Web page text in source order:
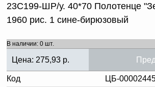
23С199-ШР/у. 40*70 Полотенце
1960 рис. 1 сине-бирюзовый
В наличии: 0 шт.
Цена: 275,93 р.
Код
ЦБ-